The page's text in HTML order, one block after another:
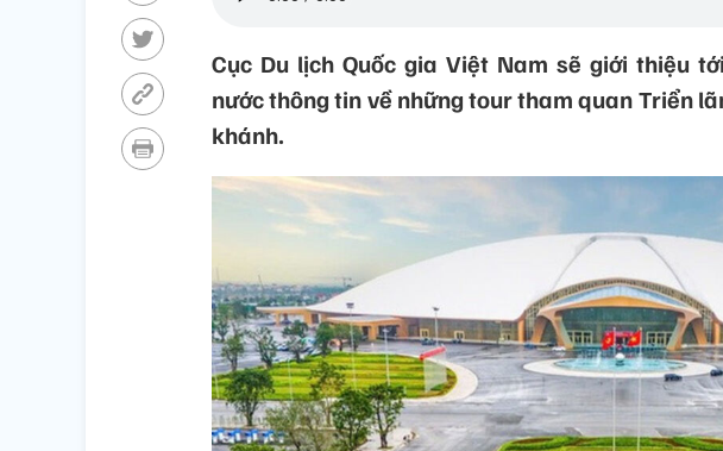
Cục Du lịch Quốc gia Việt Nam sẽ giới thiệu
nước thông tin về những tour tham quan Triển
khánh.